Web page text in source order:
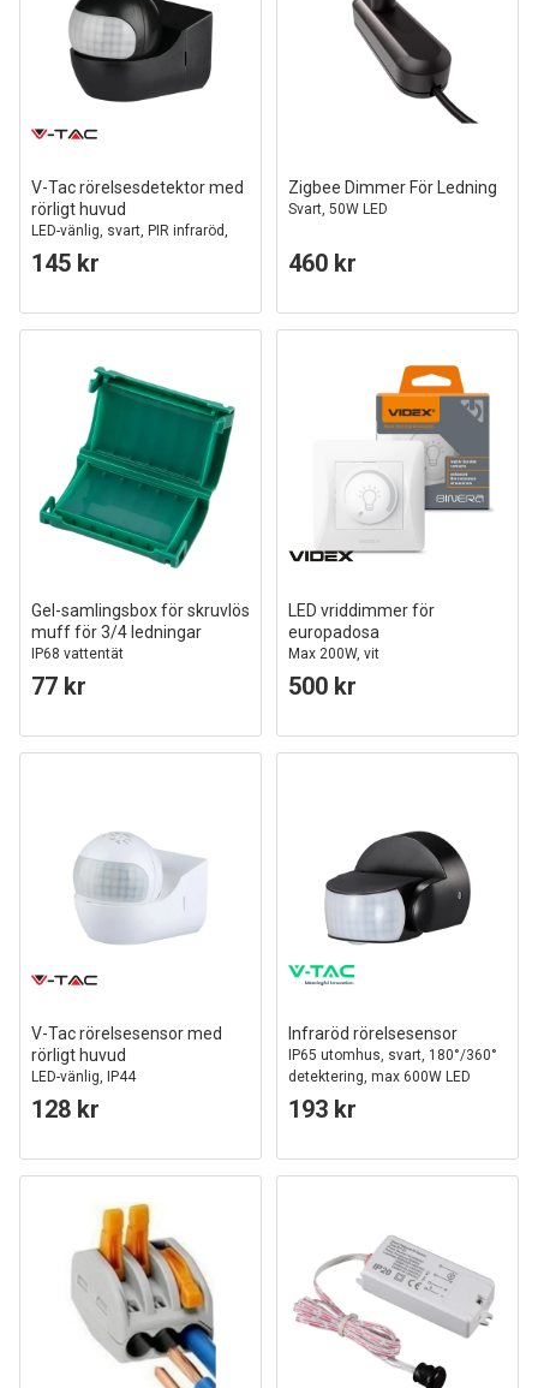
V-Tac rörelsesdetektor med
rörligt huvud
LED-vänlig, svart, PIR infraröd,
IP44 utomhus
145 kr
Zigbee Dimmer För Ledning
Svart, 50W LED
460 kr
Gel-samlingsbox för skruvlös
muff för 3/4 ledningar
IP68 vattentät
77 kr
LED vriddimmer för
europadosa
Max 200W, vit
500 kr
V-Tac rörelsesensor med
rörligt huvud
LED-vänlig, IP44
128 kr
Infraröd rörelsesensor
IP65 utomhus, svart, 180°/360°
detektering, max 600W LED
193 kr